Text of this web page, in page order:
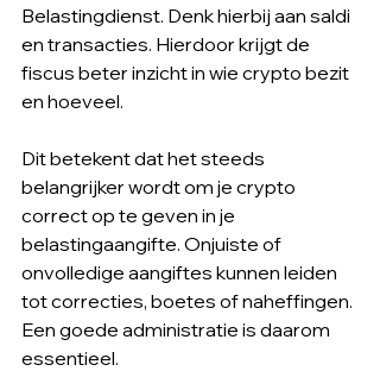
Belastingdienst. Denk hierbij aan saldi
en transacties. Hierdoor krijgt de
fiscus beter inzicht in wie crypto bezit
en hoeveel.
Dit betekent dat het steeds
belangrijker wordt om je crypto
correct op te geven in je
belastingaangifte. Onjuiste of
onvolledige aangiftes kunnen leiden
tot correcties, boetes of naheffingen.
Een goede administratie is daarom
essentieel.